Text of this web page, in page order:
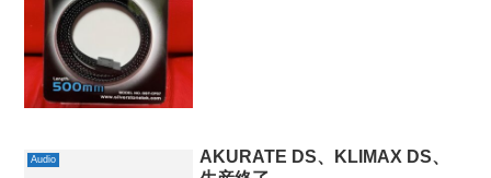
Audio
AKURATE DS、KLIMAX DS、